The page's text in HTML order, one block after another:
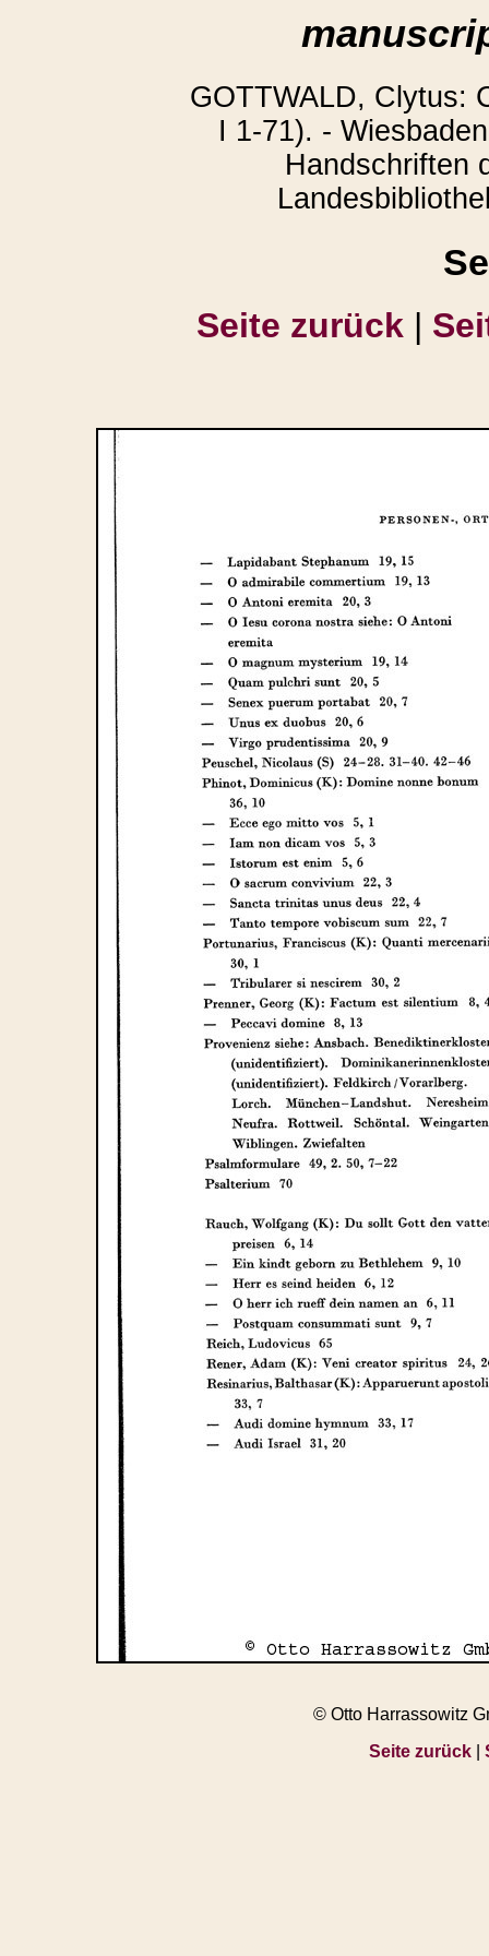
GOTTWALD, Clytus:
I 1-71). -
Handschriften
Seite zurück |
© Otto Harrassowitz
Seite zurück|